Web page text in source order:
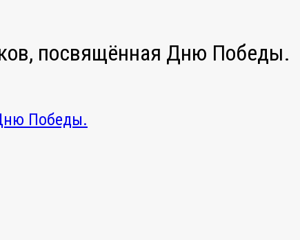
посвящённая Дню Победы.
Победы.